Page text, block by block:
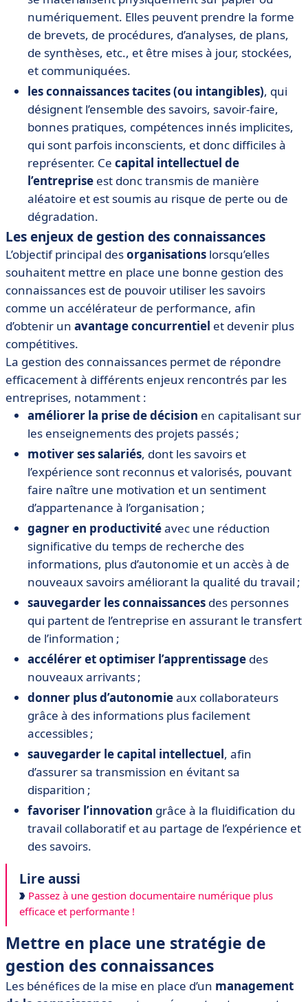
numériquement. Elles peuvent prendre la forme
de brevets, de procédures, d’analyses, de plans,
de synthèses, etc., et être mises à jour, stockées,
et communiquées.
les connaissances tacites (ou intangibles), qui
désignent l’ensemble des savoirs, savoir-faire,
bonnes pratiques, compétences innés implicites,
qui sont parfois inconscients, et donc difficiles à
représenter. Ce capital intellectuel de
l’entreprise est donc transmis de manière
aléatoire et est soumis au risque de perte ou de
dégradation.
Les enjeux de gestion des connaissances
L’objectif principal desorganisations lorsqu’elles
souhaitent mettre en place une bonne gestion des
connaissances est de pouvoir utiliser les savoirs
comme un accélérateur de performance, afin
d’obtenir un avantage concurrentiel et devenir plus
compétitives.
La gestion des connaissances permet de répondre
efficacement à différents enjeux rencontrés par les
entreprises, notamment :
améliorer la prise de décision en capitalisant sur
les enseignements des projets passés ;
motiver ses salariés, dont les savoirs et
l’expérience sont reconnus et valorisés, pouvant
faire naître une motivation et un sentiment
d’appartenance à l’organisation ;
gagner en productivitéavec une réduction
significative du temps de recherche des
informations, plus d’autonomie et un accès à de
nouveaux savoirs améliorant la qualité du travail ;
sauvegarder les connaissances des personnes
qui partent de l’entreprise en assurant le transfert
de l’information ;
accélérer et optimiser l’apprentissage des
nouveaux arrivants ;
donner plus d’autonomieaux collaborateurs
grâce à des informations plus facilement
accessibles ;
sauvegarder le capital intellectuel, afin
d’assurer sa transmission en évitant sa
disparition ;
favoriser l’innovation grâce à la fluidification du
travail collaboratif et au partage de l’expérience et
des savoirs.
Lire aussi
Passez à une gestion documentaire numérique plus
efficace et performante !
Mettre en place une stratégie de
gestion des connaissances
Les bénéfices de la mise en place d’un management